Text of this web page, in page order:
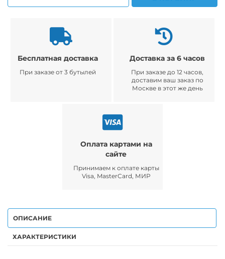
Бесплатная доставка
При заказе от 3 бутылей
Доставка за 6 часов
При заказе до 12 часов,
доставим ваш заказ по
Москве в этот же день
Оплата картами на
сайте
Принимаем к оплате карты
Visa, MasterCard, МИР
ОПИСАНИЕ
ХАРАКТЕРИСТИКИ